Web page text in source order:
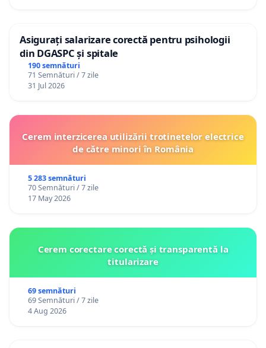
Asigurați salarizare corectă pentru psihologii
din DGASPC și spitale
190 semnături
71 Semnături / 7 zile
31 Jul 2026
Cerem interzicerea utilizării trotinetelor electrice
de către minori în România
5 283 semnături
70 Semnături / 7 zile
17 May 2026
Cerem corectare corectă și transparentă la
titularizare
69 semnături
69 Semnături / 7 zile
4 Aug 2026